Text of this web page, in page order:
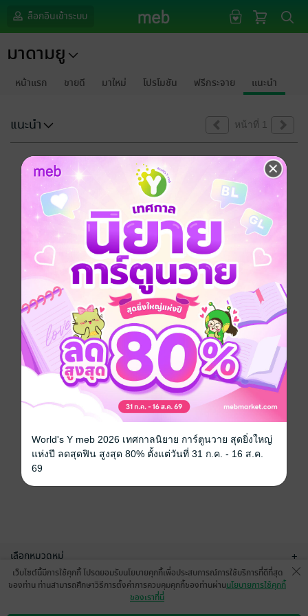
ล็อกอินเข้าระบบ
มาดามยู
หน้าแรก ขายดี มาใหม่ โปรโมชัน ฟรีกระจาย แนะนำ
แนะนำ หน้าที่ 1
ขออภัยด้วยนะคะ
ไม่พบข้อมูลในหัวข้อที่คุณกำลังชมค่ะ
เลือกหมวดหมู่ +
บริการช่วยเหลือ
เว็บไซต์นี้มีการใช้คุกกี้ โปรดยอมรับนโยบายคุกกี้เพื่อประสบการณ์การใช้บริการที่ดีที่สุด
ของท่าน ท่านสามารถศึกษาวิธีการตั้งค่าการควบคุมคุกกี้ของท่านผ่านนโยบายการใช้คุกกี้
ของเราที่นี่
World's Y meb 2026 เทศกาลนิยาย การ์ตูนวาย สุดยิ่งใหญ่
แห่งปี ลดสุดฟิน สูงสุด 80% ตั้งแต่วันที่ 31 ก.ค. - 16 ส.ค.
69